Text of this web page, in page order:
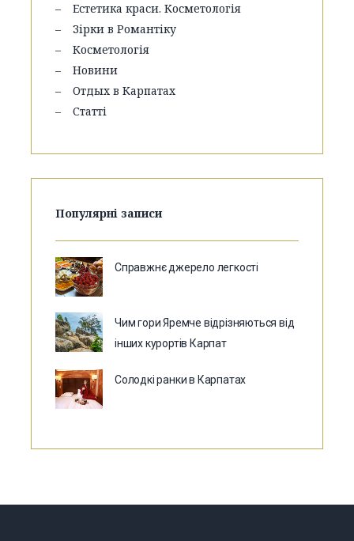
Естетика краси. Косметологія
Зірки в Романтіку
Косметологія
Новини
Отдых в Карпатах
Статті
Популярні записи
Справжнє джерело легкості
Чим гори Яремче відрізняються від
інших курортів Карпат
Солодкі ранки в Карпатах